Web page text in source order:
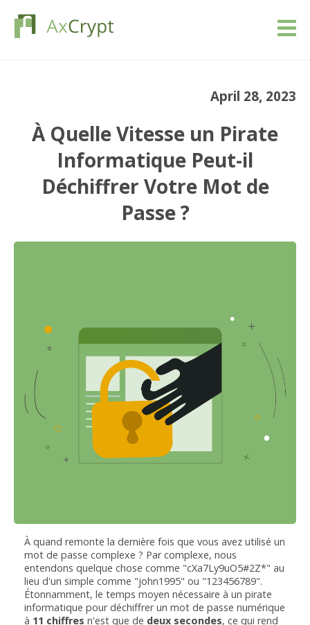
Notre produit
Industries
April 28, 2023
À Quelle Vitesse un Pirate
Informatique Peut-il
Déchiffrer Votre Mot de
Passe ?
À quand remonte la dernière fois que vous avez utilisé un
mot de passe complexe ? Par complexe, nous
entendons quelque chose comme "cXa7Ly9uO5#2Z*" au
lieu d'un simple comme "john1995" ou "123456789".
Étonnamment, le temps moyen nécessaire à un pirate
informatique pour déchiffrer un mot de passe numérique
à 11 chiffres n'est que de deux secondes, ce qui rend